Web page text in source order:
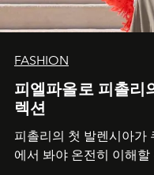
FASHION
피엘파올로 피촐리
렉션
피촐리의 첫 발렌시아가
에서 봐야 온전히 이해할